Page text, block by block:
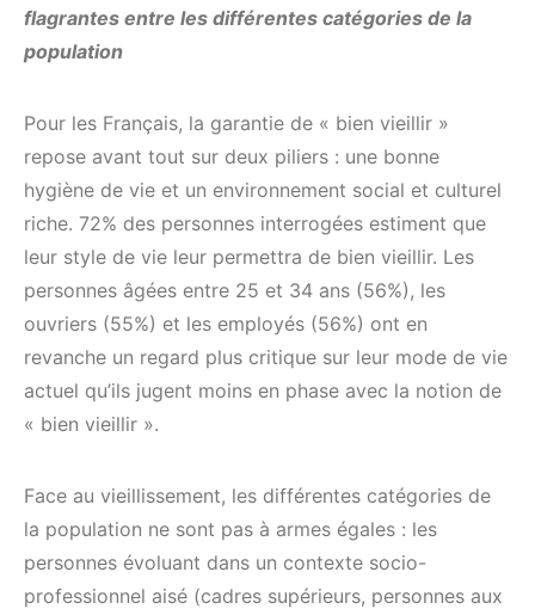
flagrantes entre les différentes catégories de la
population
Pour les Français, la garantie de « bien vieillir »
repose avant tout sur deux piliers : une bonne
hygiène de vie et un environnement social et culturel
riche. 72% des personnes interrogées estiment que
leur style de vie leur permettra de bien vieillir. Les
personnes âgées entre 25 et 34 ans (56%), les
ouvriers (55%) et les employés (56%) ont en
revanche un regard plus critique sur leur mode de vie
actuel qu’ils jugent moins en phase avec la notion de
« bien vieillir ».
Face au vieillissement, les différentes catégories de
la population ne sont pas à armes égales : les
personnes évoluant dans un contexte socio-
professionnel aisé (cadres supérieurs, personnes aux